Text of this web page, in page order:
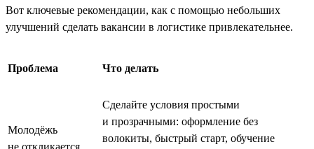
Вот ключевые рекомендации, как с помощью небольших
улучшений сделать вакансии в логистике привлекательнее.
Проблема Что делать
Молодёжь
не откликается
Сделайте условия простыми
и прозрачными: оформление без
волокиты, быстрый старт, обучение